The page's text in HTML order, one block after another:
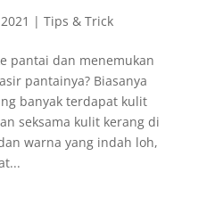
| Tips & Trick
pantai dan menemukan
pantainya? Biasanya
banyak terdapat kulit
seksama kulit kerang di
warna yang indah loh,